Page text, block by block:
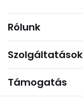
Rólunk
Szolgáltatások
Támogatás